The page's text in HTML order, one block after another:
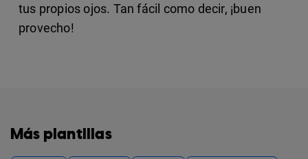
tus propios ojos. Tan fácil como decir, ¡buen
provecho!
Más plantillas